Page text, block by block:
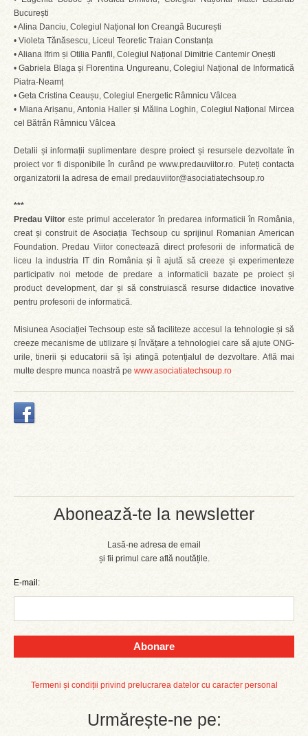
Abonează-te la newsletter
Lasă-ne adresa de email
și fii primul care află noutățile.
E-mail:
Abonare
Termeni și condiții privind prelucrarea datelor cu caracter personal
Urmărește-ne pe:
București
• Alina Danciu, Colegiul Național Ion Creangă București
• Violeta Tănăsescu, Liceul Teoretic Traian Constanța
• Aliana Ifrim și Otilia Panfil, Colegiul Național Dimitrie Cantemir Onești
• Gabriela Blaga și Florentina Ungureanu, Colegiul Național de Informatică
Piatra-Neamț
• Geta Cristina Ceaușu, Colegiul Energetic Râmnicu Vâlcea
• Miana Arișanu, Antonia Haller și Mălina Loghin, Colegiul Național Mircea
cel Bătrân Râmnicu Vâlcea
Detalii și informații suplimentare despre proiect și resursele dezvoltate în
proiect vor fi disponibile în curând pe www.predauviitor.ro. Puteți contacta
organizatorii la adresa de email predauviitor@asociatiatechsoup.ro
***
Predau Viitor este primul accelerator în predarea informaticii în România,
creat și construit de Asociația Techsoup cu sprijinul Romanian American
Foundation. Predau Viitor conectează direct profesorii de informatică de
liceu la industria IT din România și îi ajută să creeze și experimenteze
participativ noi metode de predare a informaticii bazate pe proiect și
product development, dar și să construiască resurse didactice inovative
pentru profesorii de informatică.
Misiunea Asociației Techsoup este să faciliteze accesul la tehnologie și să
creeze mecanisme de utilizare și învățare a tehnologiei care să ajute ONG-
urile, tinerii și educatorii să își atingă potențialul de dezvoltare. Află mai
multe despre munca noastră pe www.asociatiatechsoup.ro